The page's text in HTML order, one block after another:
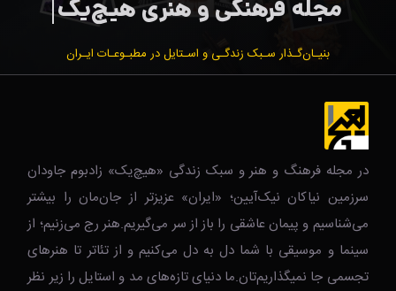
بنیـان‌گـذار سـبک زندگـی و اسـتایل در مطبـوعـات ایـران
در مجله فرهنگ و هنر و سبک زندگی‌ «هیچ‌یک» زادبوم جاودان
سرزمین نیاکان نیک‌‌‌آیین؛ «ایران» عزیزتر از جان‌مان را بیشتر
می‌شناسیم و پیمان عاشقی را باز از سر می‌گیریم.هنر رج می‌زنیم؛ از
سینما و موسیقی با شما دل به دل می‌کنیم و از تئاتر تا هنرهای
تجسمی جا نمیگذاریم‌تان.ما دنیای تازه‌های مد و استایل را زیر نظر